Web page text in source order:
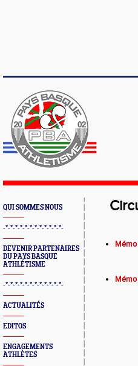
QUI SOMMES NOUS
-*-*-*-*-*-*-*-*-*-*-*-*-
DEVENIR PARTENAIRES
DU PAYS BASQUE
ATHLÉTISME
-*-*-*-*-*-*-*-*-*-*-*-*-
ACTUALITÉS
EDITOS
ENGAGEMENTS
ATHLÈTES
Mémo